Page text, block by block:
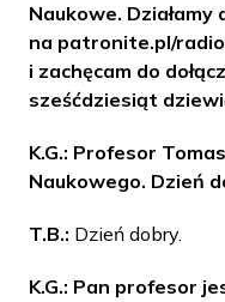
Naukowe. Działamy
na patronite.pl/
i zachęcam do
sześćdziesiąt
K.G.: Profesor
Naukowego. Dzień
T.B.: Dzień dobry.
K.G.: Pan profesor